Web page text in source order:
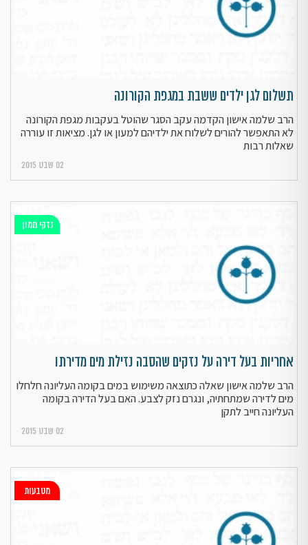
תשלום לגן ילדים ששבת במגפת הקורונה
הרב שלמה אישון הקדמה עקב הסגר שהוטל בעקבות מגפת הקורונה
לא התאפשר להורים לשלוח את ילדיהם למעון או לגן. מציאות זו עוררה
שאלות רבות
02 שבט 2015
נזקי ממון
אחריות בעל דירה על נזקים שהסבה נזילת מים מדירתו
הרב שלמה אישון שאלה כתוצאה משימוש במים בקומה העליונה חלחלו
מים לדירה שמתחתיה, ונגרם נזק לצבע. האם בעל הדירה בקומה
העליונה חייב לתקן
02 שבט 2015
מטבעות